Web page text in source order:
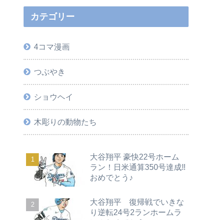
カテゴリー
4コマ漫画
つぶやき
ショウヘイ
木彫りの動物たち
大谷翔平 豪快22号ホーム
ラン！日米通算350号達成‼
おめでとう♪
大谷翔平 復帰戦でいきな
り逆転24号2ランホームラ